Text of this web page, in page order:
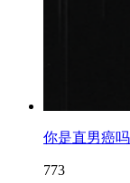
你是直男癌
773